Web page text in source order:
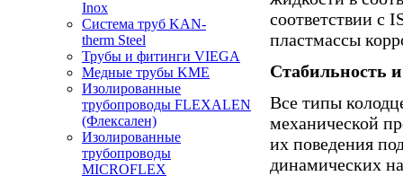
Inox
Система труб KAN-
therm Steel
Трубы и фитинги VIEGA
Медные трубы KME
Изолированные
трубопроводы FLEXALEN
(Флексален)
Изолированные
трубопроводы
MICROFLEX
соответствии с
пластмассы
Стабильность
Все типы
механической
их поведения
динамических